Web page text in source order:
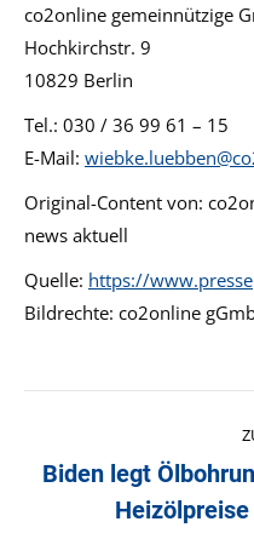
co2online gemeinnützige
Hochkirchstr. 9
10829 Berlin
Tel.: 030 / 36 99 61 – 15
E-Mail:
Original-Content von:
news aktuell
Quelle: https://
Bildrechte: co2online
Biden legt